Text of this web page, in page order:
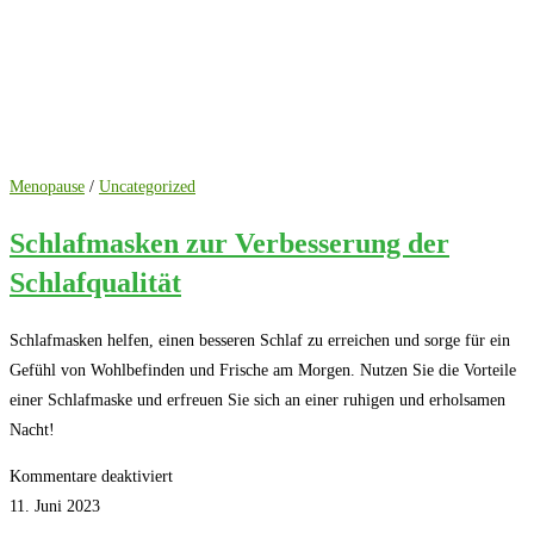
Menopause / Uncategorized
Schlafmasken zur Verbesserung der
Schlafqualität
Schlafmasken helfen, einen besseren Schlaf zu erreichen und sorge für ein
Gefühl von Wohlbefinden und Frische am Morgen. Nutzen Sie die Vorteile
einer Schlafmaske und erfreuen Sie sich an einer ruhigen und erholsamen
Nacht!
Kommentare deaktiviertfür
11. Juni 2023